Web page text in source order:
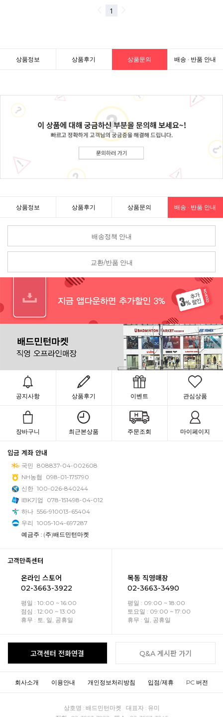
상품정보 상품후기 상품문의 배송 · 반품 안내
상품정보 상품후기 상품문의 배송 · 반품 안내
배송정책 안내
교환/반품 안내
공지사항 상품후기 이벤트 관심상품
장바구니 최근본상품 주문조회 마이페이지
입금 계좌 안내
국민 808837-04-002608
NH농협
098-01-175790
신한 100-026-840244
IBK기업
078-151498-04-012
하나 556-910013-65404
우리 1005-104-697287
예금주 : (주)배드민턴마켓
고객만족센터
온라인 스토어
02-3663-3922
평일 : 10:00 ~ 16:00
점심 : 12:00 ~ 13:00
휴무 : 토, 일, 공휴일
목동 직영매장
02-3663-3490
평일 : 09:00 ~ 18:00
토요일 : 09:00 ~ 17:00
휴무 : 일, 공휴일
고객센터 전화연결 Q&A 게시판 가기
회사소개 이용안내 개인정보처리방침 입점/제휴 PC 버전
상호명 : 배드민턴마켓 대표자 : 유미